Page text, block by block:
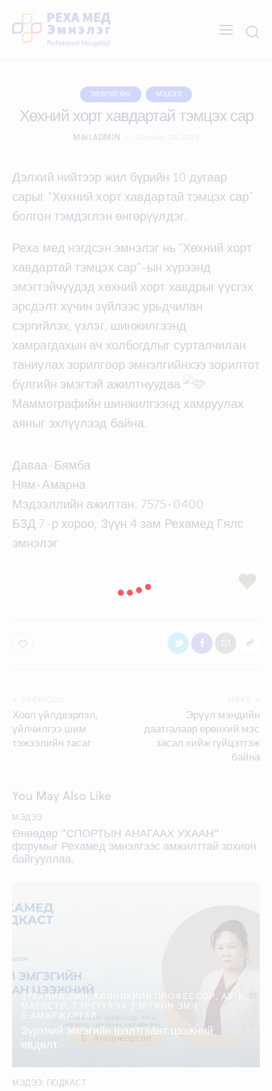
ЗӨВЛӨГӨӨ МЭДЭЭ
Хөхний хорт хавдартай тэмцэх сар
MAILADMIN
Дэлхий нийтээр жил бүрийн 10 дугаар
сарыг “Хөхний хорт хавдартай тэмцэх сар”
болгон тэмдэглэн өнгөрүүлдэг.
Реха мед нэгдсэн эмнэлэг нь “Хөхний хорт
хавдартай тэмцэх сар”-ын хүрээнд
эмэгтэйчүүдэд хөхний хорт хавдрыг үүсгэх
эрсдэлт хүчин зүйлээс урьдчилан
сэргийлэх, үзлэг, шинжилгээнд
хамрагдахын ач холбогдлыг сурталчилан
таниулах зорилгоор эмнэлгийнхээ зорилтот
бүлгийн эмэгтэй ажилтнуудаа
Маммографийн шинжилгээнд хамруулах
аяныг эхлүүлээд байна.
Даваа-Бямба
Ням-Амарна
Мэдээллийн ажилтан: 7575-0400
БЗД 7-р хороо, Зүүн 4 зам Рехамед Гялс
эмнэлэг
navigation
Хоол үйлдвэрлэл,
үйлчилгээ шим
тэжээлийн тасаг
Эрүүл мэндийн
даатгалаар ерөнхий мэс
засал хийж гүйцэтгэж
байна
You May Also Like
МЭДЭЭ
Өнөөдөр “СПОРТЫН АНАГААХ УХААН”
форумыг Рехамед эмнэлгээс амжилттай зохион
байгууллаа.
ЗҮРХНИЙ ЭМЧ, КЛИНИКИЙН ПРОФЕССОР, АУ-Ы
МАГИСТР, ТЭРГҮҮЛЭХ ЗЭРГИЙН ЭМЧ
Б.АМАРЖАРГАЛ
Зүрхний эмгэгийн шалтгаант цээжний
өвдөлт
МЭДЭЭ, ПОДКАСТ